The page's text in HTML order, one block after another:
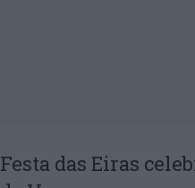
Festa das Eiras